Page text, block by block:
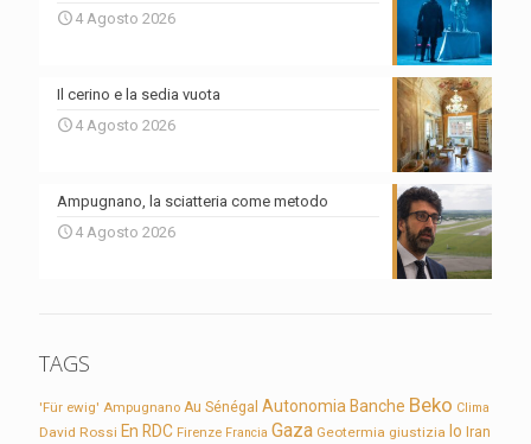
4 Agosto 2026
Il cerino e la sedia vuota
4 Agosto 2026
Ampugnano, la sciatteria come metodo
4 Agosto 2026
TAGS
'Für ewig' Ampugnano Au Sénégal Autonomia Banche Beko Clima
David Rossi En RDC Firenze Francia Gaza Geotermia giustizia Io Iran